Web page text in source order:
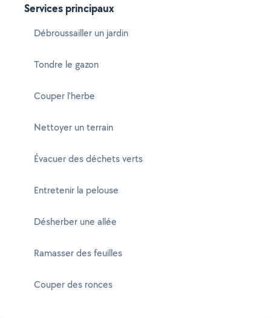
Services principaux
Débroussailler un jardin
Tondre le gazon
Couper l'herbe
Nettoyer un terrain
Évacuer des déchets verts
Entretenir la pelouse
Désherber une allée
Ramasser des feuilles
Couper des ronces